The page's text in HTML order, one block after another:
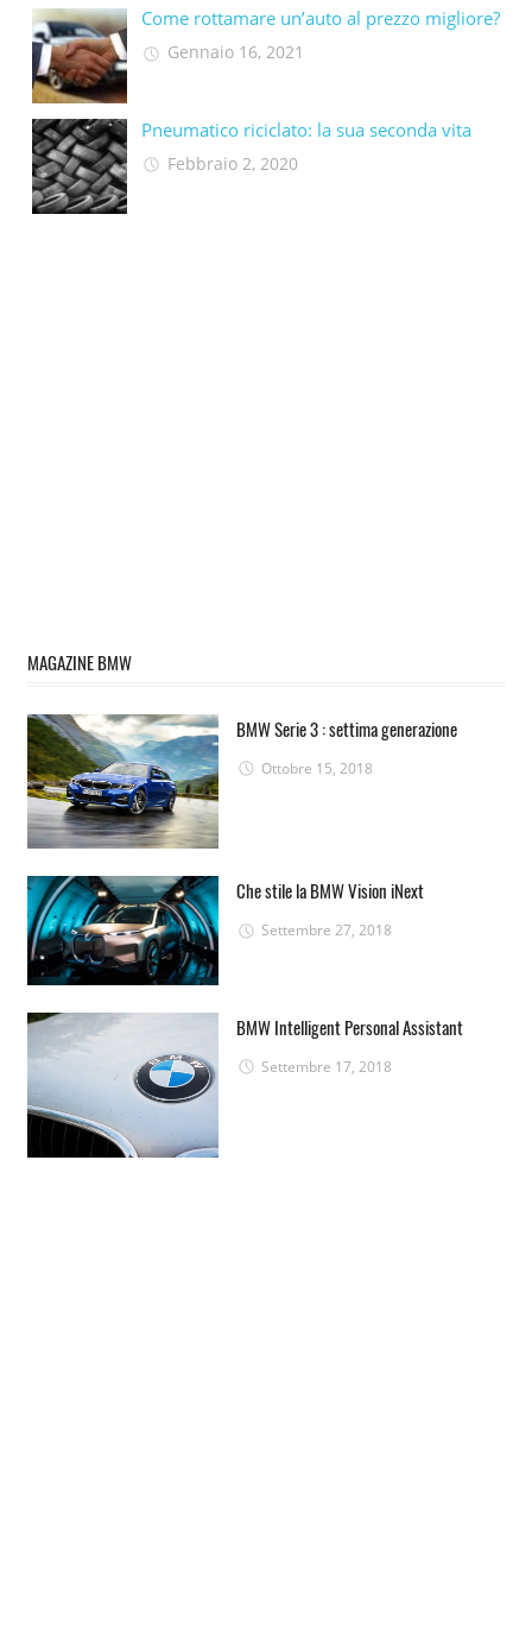
Come rottamare un’auto al prezzo migliore?
Gennaio 16, 2021
Pneumatico riciclato: la sua seconda vita​
Febbraio 2, 2020
MAGAZINE BMW
BMW Serie 3 : settima generazione
Ottobre 15, 2018
Che stile la BMW Vision iNext
Settembre 27, 2018
BMW Intelligent Personal Assistant
Settembre 17, 2018